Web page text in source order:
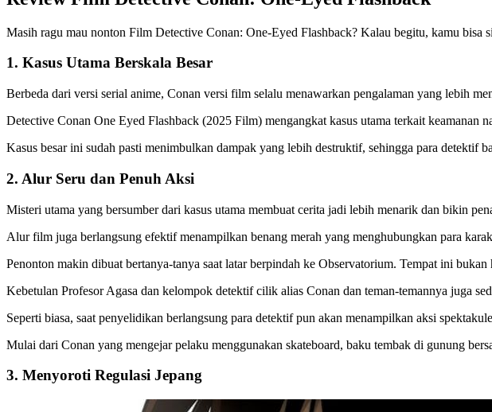
Masih ragu mau nonton Film Detective Conan: One-Eyed Flashback? Kalau begitu, kamu bisa
1. Kasus Utama Berskala Besar
Berbeda dari versi serial anime, Conan versi film selalu menawarkan pengalaman yang lebih
Detective Conan One Eyed Flashback (2025 Film) mengangkat kasus utama terkait keamanan
Kasus besar ini sudah pasti menimbulkan dampak yang lebih destruktif, sehingga para detektif
2. Alur Seru dan Penuh Aksi
Misteri utama yang bersumber dari kasus utama membuat cerita jadi lebih menarik dan bikin
Alur film juga berlangsung efektif menampilkan benang merah yang menghubungkan para
Penonton makin dibuat bertanya-tanya saat latar berpindah ke Observatorium. Tempat ini
Kebetulan Profesor Agasa dan kelompok detektif cilik alias Conan dan teman-temannya juga
Seperti biasa, saat penyelidikan berlangsung para detektif pun akan menampilkan aksi
Mulai dari Conan yang mengejar pelaku menggunakan skateboard, baku tembak di gunung
3. Menyoroti Regulasi Jepang